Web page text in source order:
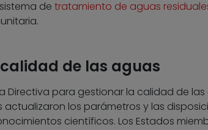
de tratamiento de aguas
de las aguas
Directiva para gestionar la calidad de
actualizaron los parámetros y las
científicos. Los Estados